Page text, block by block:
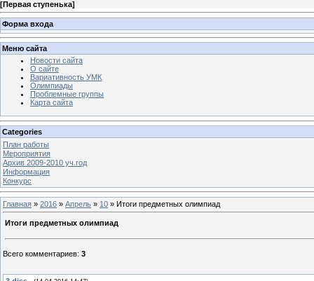
[Первая ступенька]
Форма входа
Меню сайта
Новости сайта
О сайте
Вариативность УМК
Олимпиады
Проблемные группы
Карта сайта
Categories
План работы
Мероприятия
Архив 2009-2010 уч.год
Информация
Конкурс
Главная » 2016 » Апрель » 10 » Итоги предметных олимпиад
Итоги предметных олимпиад
Всего комментариев: 3